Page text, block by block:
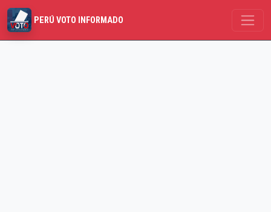
PERÚ VOTO INFORMADO